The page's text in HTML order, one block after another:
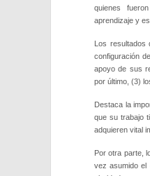
quienes
aprendizaje y
Los resultados
configuración
apoyo de sus
por último, (3)
Destaca la
que su trabajo
adquieren vital
Por otra parte,
vez asumido el